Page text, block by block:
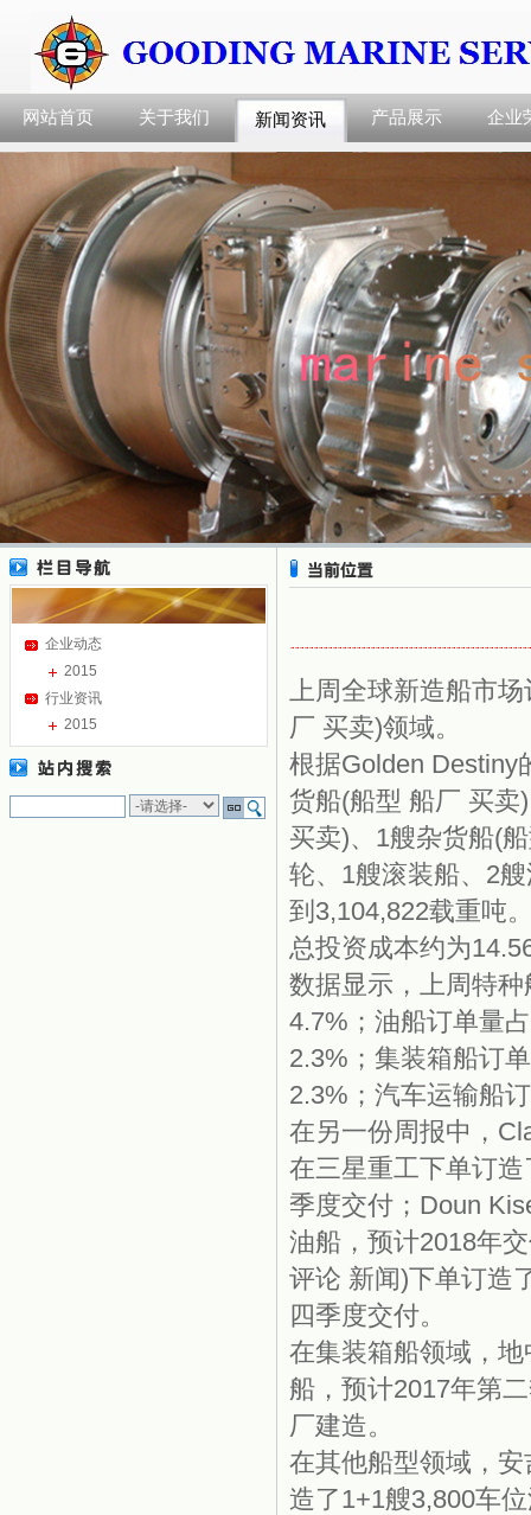
网站首页 关于我们 新闻资讯 产品展示 企业
1
企业动态
2015
行业资讯
2015
上周全球新造船市
厂 买卖)领域。
根据Golden Destiny
货船(船型 船厂 买卖
买卖)、1艘杂货船(
轮、1艘滚装船、2
到3,104,822载重吨
总投资成本约为
数据显示，上周特
4.7%；油船订单量
2.3%；集装箱船订
2.3%；汽车运输船
在另一份周报中，
在三星重工下单订
季度交付；Doun
油船，预计2018年
评论 新闻)下单订造
四季度交付。
在集装箱船领域，
船，预计2017年第
厂建造。
在其他船型领域，
造了1+1艘3,800车